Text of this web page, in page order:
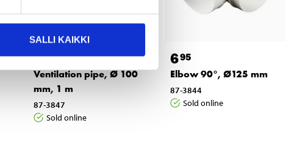
SALLI KAIKKI
1295
Ventilation pipe, Ø 100
mm, 1 m
87-3847
Sold online
695
Elbow 90°, Ø125 mm
87-3844
Sold online